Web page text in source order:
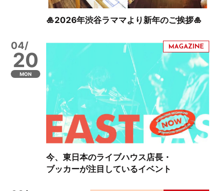
🎍2026年渋谷ラママより新年のご挨拶🎍
04/
20
MON
今、東日本のライブハウス店長・
ブッカーが注目しているイベント